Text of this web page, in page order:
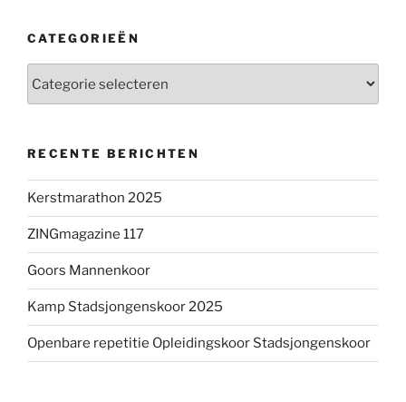
CATEGORIEËN
RECENTE BERICHTEN
Kerstmarathon 2025
ZINGmagazine 117
Goors Mannenkoor
Kamp Stadsjongenskoor 2025
Openbare repetitie Opleidingskoor Stadsjongenskoor